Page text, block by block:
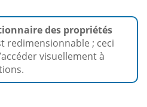
des propriétés
redimensionnable ; ceci
visuellement à